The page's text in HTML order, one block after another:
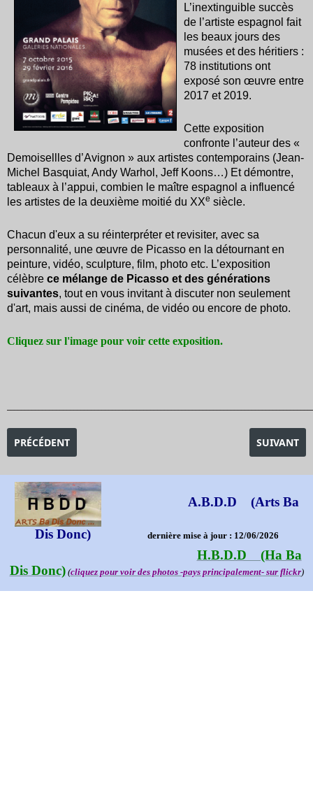
L’inextinguible succès
de l’artiste espagnol fait
les beaux jours des
musées et des héritiers :
78 institutions ont
exposé son œuvre entre
2017 et 2019.
Cette exposition
confronte l’auteur des «
Demoisellles d’Avignon » aux artistes contemporains (Jean-
Michel Basquiat, Andy Warhol, Jeff Koons…) Et démontre,
tableaux à l’appui, combien le maître espagnol a influencé
les artistes de la deuxième moitié du XXe siècle.
Chacun d'eux a su réinterpréter et revisiter, avec sa
personnalité, une œuvre de Picasso en la détournant en
peinture, vidéo, sculpture, film, photo etc. L’exposition
célèbre ce mélange de Picasso et des générations
suivantes, tout en vous invitant à discuter non seulement
d'art, mais aussi de cinéma, de vidéo ou encore de photo.
Cliquez sur l'image pour voir cette exposition.
ARTICLE PRÉCÉDENT : EXPOSITION MAYA-RUIZ PICASSO
PRÉCÉDENT ARTICLE
SUIVANT
A.B.D.D (Arts Ba
Dis Donc) dernière mise à jour : 12/06/2026
H.B.D.D (Ha Ba
Dis Donc)(cliquez pour voir des photos -pays principalement- sur flickr)